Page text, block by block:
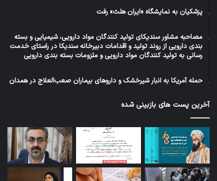
پزشکیان به نمایشگاه «ایران هلث» رفت
مصاحبه مشاور سندیکای تولید کنندگان مواد دارویی، شیمیایی و بسته
بندی دارویی از روند تولید و اقدامات دبیرخانه سندیکا در راستای خدمت
رسانی به تولید کنندگان مواد دارویی و ملزومات بسته بندی دارویی
حمله آمریکا به انبار شیرخشک و داروهای بیماران صعب‌العلاج در همدان
آخرین پست های بازبینی شده